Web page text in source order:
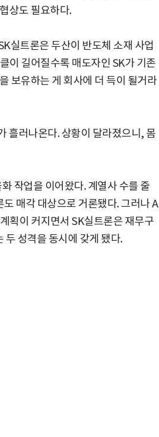
상도 필요하다.
실트론은 두산이 반도체 소재 사업
이 길어질수록 매도자인 SK가 기존
보유하는 게 회사에 더 득이 될거라
흘러나온다. 상황이 달라졌으니, 몸
작업을 이어왔다. 계열사 수를 줄
매각 대상으로 거론됐다. 그러나 A
획이 커지면서 SK실트론은 재무구
두 성격을 동시에 갖게 됐다.